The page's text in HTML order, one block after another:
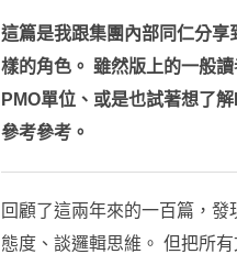
這篇是我跟集團內部同仁分
樣的角色。 雖然版上的一般
PMO單位、或是也試著想了
參考參考。
回顧了這兩年來的一百篇，
態度、談邏輯思維。 但把所